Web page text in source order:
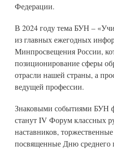
Федерации.
В 2024 году тема БУН –
из главных ежегодных
Минпросвещения России,
позиционирование сферы
отрасли нашей страны, а
ведущей профессии.
Знаковыми событиями БУН
станут IV Форум классных
наставников,
посвященные Дню среднего